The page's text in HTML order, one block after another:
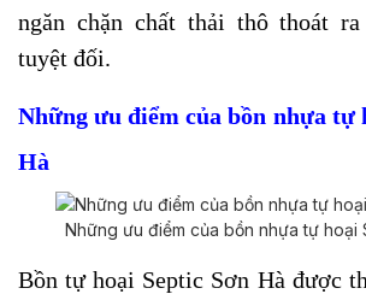
ngăn chặn chất thải thô thoát
tuyệt đối.
Những ưu điểm của bồn nhựa tự
Hà
Những ưu điểm của bồn nhựa tự hoại
Bồn tự hoại Septic Sơn Hà được